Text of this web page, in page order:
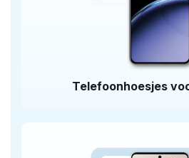
Telefoonhoesjes